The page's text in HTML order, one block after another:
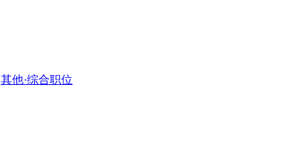
其他·综合职位